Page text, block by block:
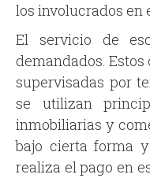
los involucrados en
El servicio de
demandados.
supervisadas por
se utilizan
inmobiliarias y
bajo cierta forma
realiza el pago en